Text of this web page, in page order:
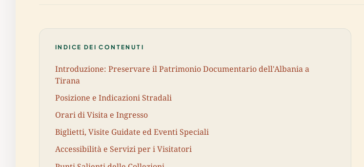
INDICE DEI CONTENUTI
Introduzione: Preservare il Patrimonio Documentario dell'Albania a
Tirana
Posizione e Indicazioni Stradali
Orari di Visita e Ingresso
Biglietti, Visite Guidate ed Eventi Speciali
Accessibilità e Servizi per i Visitatori